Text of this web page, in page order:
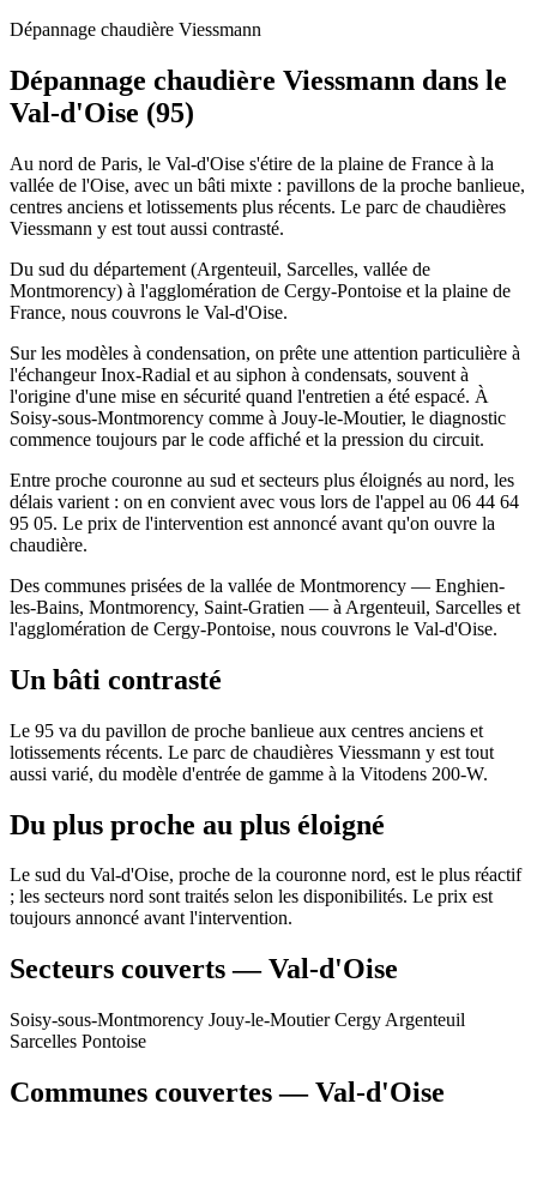
Dépannage chaudière Viessmann
Dépannage chaudière Viessmann dans le
Val-d'Oise (95)
Au nord de Paris, le Val-d'Oise s'étire de la plaine de France à la
vallée de l'Oise, avec un bâti mixte : pavillons de la proche banlieue,
centres anciens et lotissements plus récents. Le parc de chaudières
Viessmann y est tout aussi contrasté.
Du sud du département (Argenteuil, Sarcelles, vallée de
Montmorency) à l'agglomération de Cergy-Pontoise et la plaine de
France, nous couvrons le Val-d'Oise.
Sur les modèles à condensation, on prête une attention particulière à
l'échangeur Inox-Radial et au siphon à condensats, souvent à
l'origine d'une mise en sécurité quand l'entretien a été espacé. À
Soisy-sous-Montmorency comme à Jouy-le-Moutier, le diagnostic
commence toujours par le code affiché et la pression du circuit.
Entre proche couronne au sud et secteurs plus éloignés au nord, les
délais varient : on en convient avec vous lors de l'appel au 06 44 64
95 05. Le prix de l'intervention est annoncé avant qu'on ouvre la
chaudière.
Des communes prisées de la vallée de Montmorency — Enghien-
les-Bains, Montmorency, Saint-Gratien — à Argenteuil, Sarcelles et
l'agglomération de Cergy-Pontoise, nous couvrons le Val-d'Oise.
Un bâti contrasté
Le 95 va du pavillon de proche banlieue aux centres anciens et
lotissements récents. Le parc de chaudières Viessmann y est tout
aussi varié, du modèle d'entrée de gamme à la Vitodens 200-W.
Du plus proche au plus éloigné
Le sud du Val-d'Oise, proche de la couronne nord, est le plus réactif
; les secteurs nord sont traités selon les disponibilités. Le prix est
toujours annoncé avant l'intervention.
Secteurs couverts — Val-d'Oise
Soisy-sous-Montmorency Jouy-le-MoutierCergy Argenteuil
Sarcelles Pontoise
Communes couvertes — Val-d'Oise